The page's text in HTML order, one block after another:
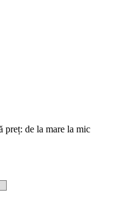
preț: de la mare la mic